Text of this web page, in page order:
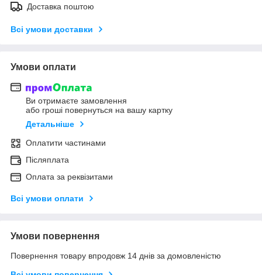
Доставка поштою
Всі умови доставки
Умови оплати
Ви отримаєте замовлення
або гроші повернуться на вашу картку
Детальніше
Оплатити частинами
Післяплата
Оплата за реквізитами
Всі умови оплати
Умови повернення
Повернення товару впродовж 14 днів за домовленістю